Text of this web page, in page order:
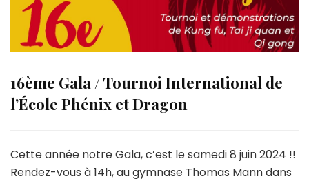
16ème Gala / Tournoi International de
l’École Phénix et Dragon
Cette année notre Gala, c’est le samedi 8 juin 2024 !!
Rendez-vous à 14h, au gymnase Thomas Mann dans